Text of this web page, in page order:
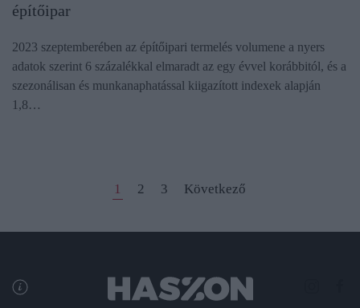
építőipar
2023 szeptemberében az építőipari termelés volumene a nyers
adatok szerint 6 százalékkal elmaradt az egy évvel korábbitól, és a
szezonálisan és munkanaphatással kiigazított indexek alapján
1,8…
1 2 3 Következő